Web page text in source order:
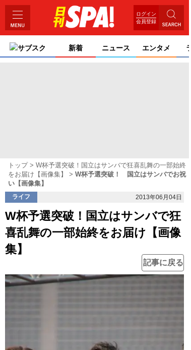
ログイン
会員登録
サブスク 新着 ニュース エンタメ
トップ
W杯予選突破！国立はサンバで狂喜乱舞の一部始終
をお届け【画像集】
W杯予選突破！ 国立はサンバでお祝
い【画像集】
ライフ 2013年06月04日
W杯予選突破！国立はサンバで狂
喜乱舞の一部始終をお届け【画像
集】
記事に戻る